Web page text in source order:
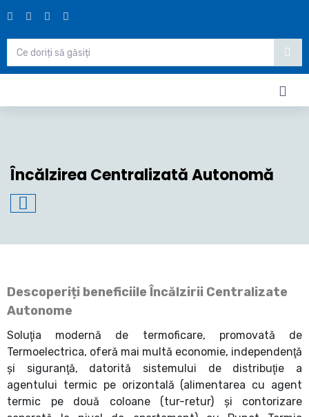
Încălzirea Centralizată Autonomă
Descoperiți beneficiile Încălzirii Centralizate
Autonome
Soluţia modernă de termoficare, promovată de
Termoelectrica, oferă mai multă economie, independenţă
şi siguranţă, datorită sistemului de distribuţie a
agentului termic pe orizontală (alimentarea cu agent
termic pe două coloane (tur-retur) şi contorizare